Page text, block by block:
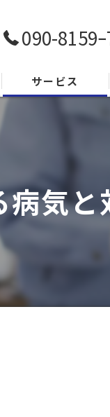
090-8159
サービス
病気